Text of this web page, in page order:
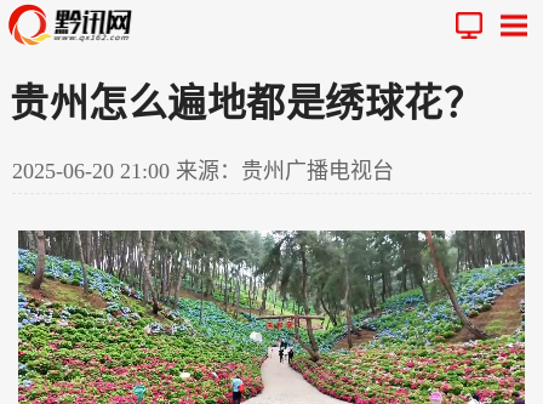
贵州怎么遍地都是绣球花？
2025-06-20 21:00 来源：贵州广播电视台